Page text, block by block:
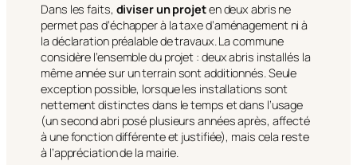
Dans les faits, diviser un projeten deux abris ne
permet pas d’échapper à la taxe d’aménagement ni à
la déclaration préalable de travaux. La commune
considère l’ensemble du projet : deux abris installés la
même année sur un terrain sont additionnés. Seule
exception possible, lorsque les installations sont
nettement distinctes dans le temps et dans l’usage
(un second abri posé plusieurs années après, affecté
à une fonction différente et justifiée), mais cela reste
à l’appréciation de la mairie.